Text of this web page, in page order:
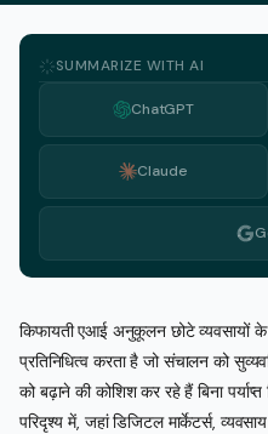
SUMMARIZE WITH AI
ChatGPT
Claude
किफायती एआई अनुकूलन छोटे व्यवसायों के
प्रतिनिधित्व करता है जो संचालन को
को बढ़ाने की कोशिश कर रहे हैं बिना
परिदृश्य में, जहां डिजिटल मार्केटर्स,